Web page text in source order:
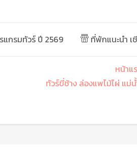
แกรมทัวร์ ปี 2569 ที่พักแนะนำ เ
หน้าแ
ทัวร์ขี่ช้าง ล่องแพไม้ไผ่ แม่